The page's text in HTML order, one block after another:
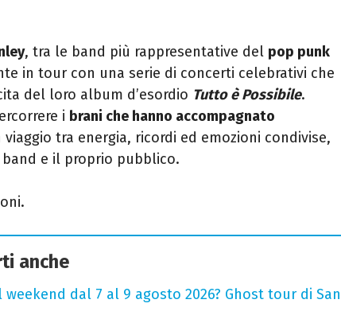
, tra le band più rappresentative del pop punk
in tour con una serie di concerti celebrativi che
del loro album d’esordio Tutto è Possibile.
i brani che hanno accompagnato
viaggio tra energia, ricordi ed emozioni condivise,
e il proprio pubblico.
anche
weekend dal 7 al 9 agosto 2026? Ghost tour di